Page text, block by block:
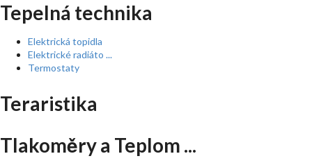
Tepelná technika
Elektrická topidla
Elektrické radiáto ...
Termostaty
Teraristika
Tlakoměry a Teplom ...